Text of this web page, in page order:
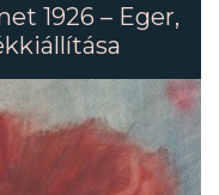
1926 – Eger,